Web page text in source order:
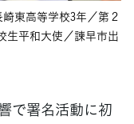
東高等学校3年／第２
生平和大使／諫早市出
で署名活動に初